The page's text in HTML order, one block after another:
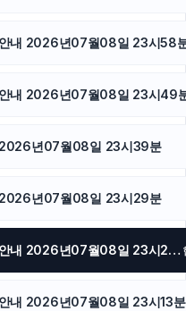
상간소송
네이버 검색광고
로드락버거
안내 2026년07월08일 23시58
안내 2026년07월08일 23시49
년07월08일 23시39분
년07월08일 23시29분
금천하수구막힘 이용 전 점검 안내 2026년07월08일 23시20분
내 2026년07월08일 23시13분